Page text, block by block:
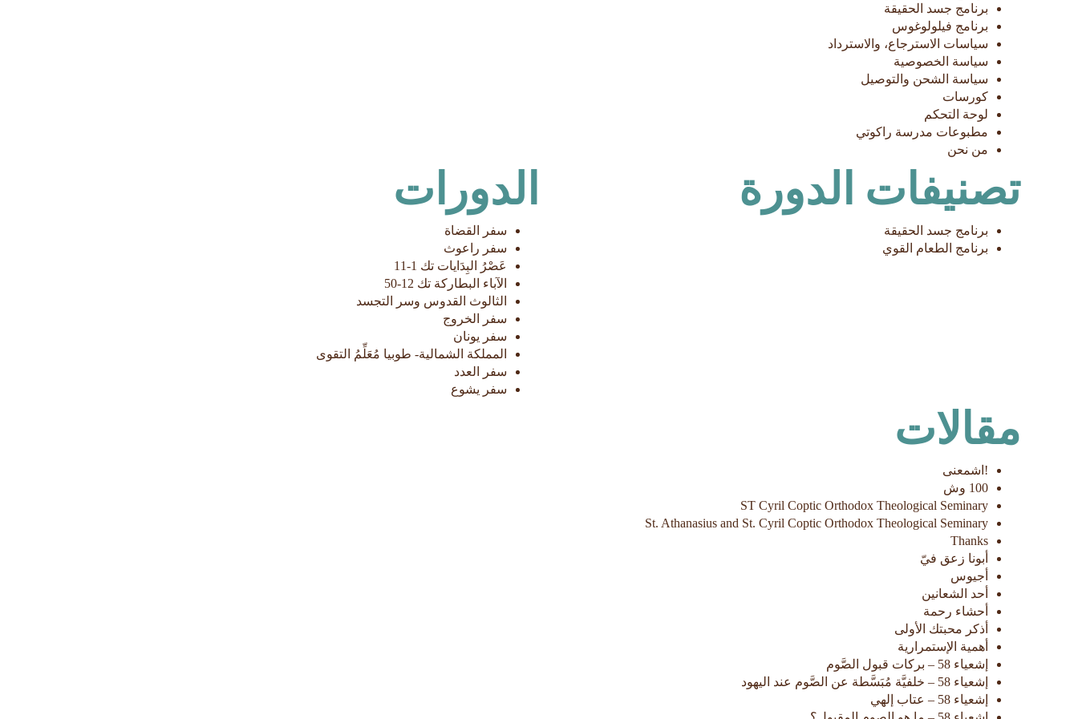
برنامج جسد الحقيقة
برنامج فيلولوغوس​
سياسات الاسترجاع، والاسترداد
سياسة الخصوصية
سياسة الشحن والتوصيل
كورسات
لوحة التحكم
مطبوعات مدرسة راكوتي
من نحن
تصنيفات الدورة
برنامج جسد الحقيقة
برنامج الطعام القوي
الدورات
سفر القضاة
سفر راعوث
عَصْرُ البِدَايات تك 1-11
الآباء البطاركة تك 12-50
الثالوث القدوس وسر التجسد
سفر الخروج
سفر يونان
المملكة الشمالية- طوبيا مُعَلِّمُ التقوى
سفر العدد
سفر يشوع
مقالات
!اشمعنى
100 وش
ST Cyril Coptic Orthodox Theological Seminary
St. Athanasius and St. Cyril Coptic Orthodox Theological Seminary
Thanks
أبونا زعق فيّ
أجيوس
أحد الشعانين
أحشاء رحمة
أذكر محبتك الأولى
أهمية الإستمرارية
إشعياء 58 – بركات قبول الصَّوم
إشعياء 58 – خلفيَّة مُبَسَّطة عن الصَّوم عند اليهود
إشعياء 58 – عتاب إلهي